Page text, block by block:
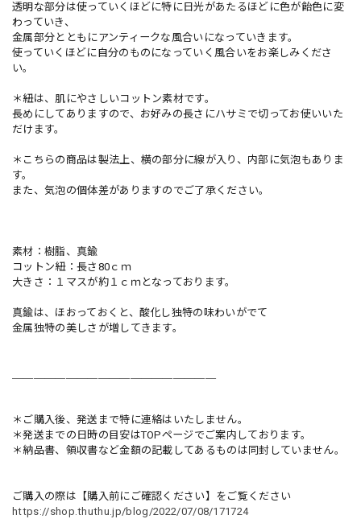
透明な部分は使っていくほどに特に日光があたるほどに色が飴色に変
わっていき、
金属部分とともにアンティークな風合いになっていきます。
使っていくほどに自分のものになっていく風合いをお楽しみくださ
い。
＊紐は、肌にやさしいコットン素材です。
長めにしてありますので、お好みの長さにハサミで切ってお使いいた
だけます。
＊こちらの商品は製法上、横の部分に線が入り、内部に気泡もありま
す。
また、気泡の個体差がありますのでご了承ください。
素材：樹脂、真鍮
コットン紐：長さ80ｃｍ
大きさ：１マスが約１ｃｍとなっております。
真鍮は、ほおっておくと、酸化し独特の味わいがでて
金属独特の美しさが増してきます。
＊ご購入後、発送まで特に連絡はいたしません。
＊発送までの日時の目安はTOPページでご案内しております。
＊納品書、領収書など金額の記載してあるものは同封していません。
ご購入の際は【購入前にご確認ください】をご覧ください
https://shop.thuthu.jp/blog/2022/07/08/171724